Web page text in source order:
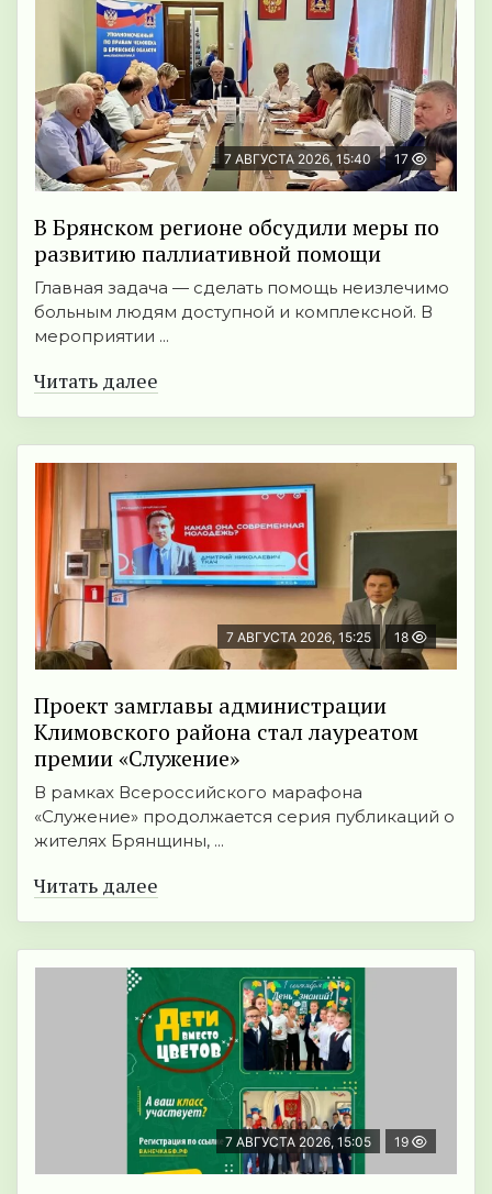
7 АВГУСТА 2026, 15:40 17
В Брянском регионе обсудили меры по
развитию паллиативной помощи
Главная задача — сделать помощь неизлечимо
больным людям доступной и комплексной. В
мероприятии ...
Читать далее
7 АВГУСТА 2026, 15:25 18
Проект замглавы администрации
Климовского района стал лауреатом
премии «Служение»
В рамках Всероссийского марафона
«Служение» продолжается серия публикаций о
жителях Брянщины, ...
Читать далее
7 АВГУСТА 2026, 15:05 19